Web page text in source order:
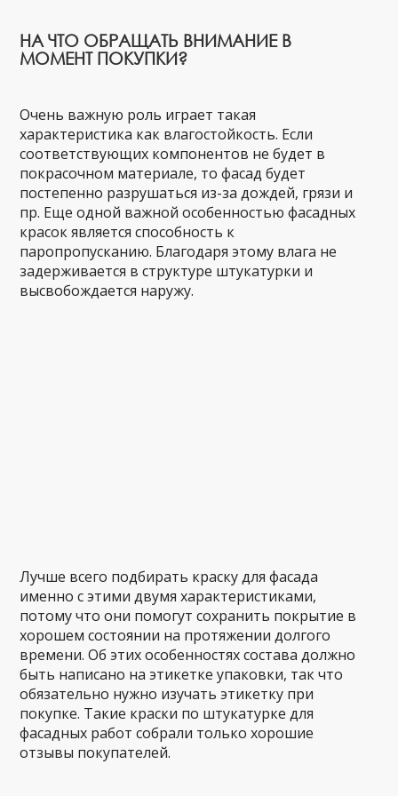
НА ЧТО ОБРАЩАТЬ ВНИМАНИЕ В
МОМЕНТ ПОКУПКИ?
Очень важную роль играет такая
характеристика как влагостойкость. Если
соответствующих компонентов не будет в
покрасочном материале, то фасад будет
постепенно разрушаться из-за дождей, грязи и
пр. Еще одной важной особенностью фасадных
красок является способность к
паропропусканию. Благодаря этому влага не
задерживается в структуре штукатурки и
высвобождается наружу.
Лучше всего подбирать краску для фасада
именно с этими двумя характеристиками,
потому что они помогут сохранить покрытие в
хорошем состоянии на протяжении долгого
времени. Об этих особенностях состава должно
быть написано на этикетке упаковки, так что
обязательно нужно изучать этикетку при
покупке. Такие краски по штукатурке для
фасадных работ собрали только хорошие
отзывы покупателей.